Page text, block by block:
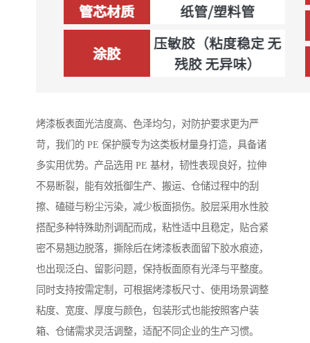
烤漆板表面光洁度高、色泽均匀，对防护要求更为严
苛，我们的 PE 保护膜专为这类板材量身打造，具备诸
多实用优势。产品选用 PE 基材，韧性表现良好，拉伸
不易断裂，能有效抵御生产、搬运、仓储过程中的刮
擦、磕碰与粉尘污染，减少板面损伤。胶层采用水性胶
搭配多种特殊助剂调配而成，粘性适中且稳定，贴合紧
密不易翘边脱落，撕除后在烤漆板表面留下胶水痕迹，
也出现泛白、留影问题，保持板面原有光泽与平整度。
同时支持按需定制，可根据烤漆板尺寸、使用场景调整
粘度、宽度、厚度与颜色，包装形式也能按照客户装
箱、仓储需求灵活调整，适配不同企业的生产习惯。